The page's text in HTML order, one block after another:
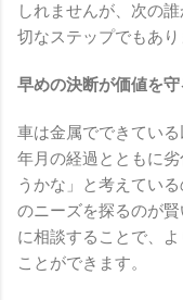
しれませんが、次の
切なステップでもあり
早めの決断が価値を守
車は金属でできている
年月の経過とともに
うかな」と考えてい
のニーズを探るのが
に相談することで、
ことができます。